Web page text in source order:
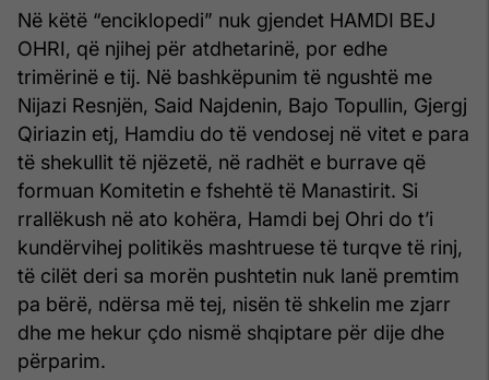
Në këtë “enciklopedi” nuk gjendet HAMDI BEJ
OHRI, që njihej për atdhetarinë, por edhe
trimërinë e tij. Në bashkëpunim të ngushtë me
Nijazi Resnjën, Said Najdenin, Bajo Topullin, Gjergj
Qiriazin etj, Hamdiu do të vendosej në vitet e para
të shekullit të njëzetë, në radhët e burrave që
formuan Komitetin e fshehtë të Manastirit. Si
rrallëkush në ato kohëra, Hamdi bej Ohri do t’i
kundërvihej politikës mashtruese të turqve të rinj,
të cilët deri sa morën pushtetin nuk lanë premtim
pa bërë, ndërsa më tej, nisën të shkelin me zjarr
dhe me hekur çdo nismë shqiptare për dije dhe
përparim.